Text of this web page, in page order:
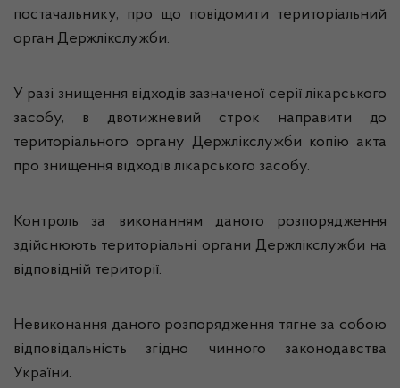
постачальнику, про що повідомити територіальний
орган Держлікслужби.
У разі знищення відходів зазначеної серії лікарського
засобу, в двотижневий строк направити до
територіального органу Держлікслужби копію акта
про знищення відходів лікарського засобу.
Контроль за виконанням даного розпорядження
здійснюють територіальні органи Держлікслужби на
відповідній території.
Невиконання даного розпорядження тягне за собою
відповідальність згідно чинного законодавства
України.